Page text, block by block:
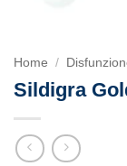
Home /
Sildigra